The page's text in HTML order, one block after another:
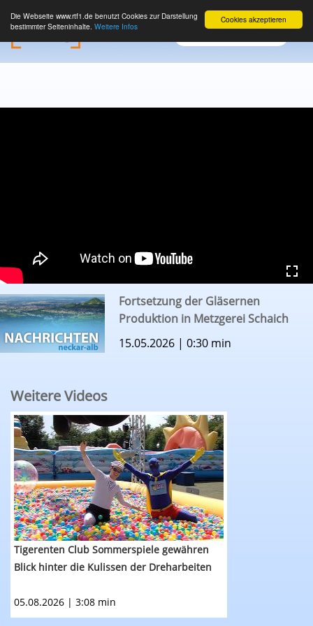
Cookies akzeptieren
Die Webseite www.rtf1.de benutzt Cookies zur Darstellung
bestimmter Seiteninhalte. Weitere Infos
Fortsetzung der Gläsernen
Produktion in Metzgerei Schaich
15.05.2026 | 0:30 min
Weitere Videos
RTF.1-Nachrichten: Tigerenten Club
Tigerenten Club Sommerspiele gewähren
Blick hinter die Kulissen der Dreharbeiten
05.08.2026 | 3:08 min